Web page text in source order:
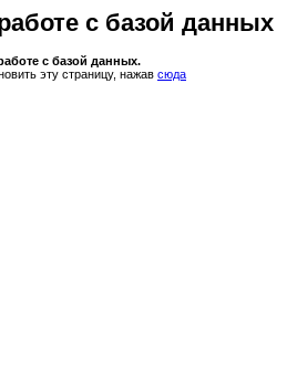
с базой данных
с базой данных.
эту страницу, нажав сюда